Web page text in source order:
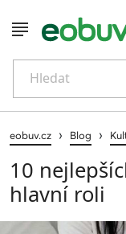
Hledat
eobuv.cz › Blog ›
10
hlavní roli